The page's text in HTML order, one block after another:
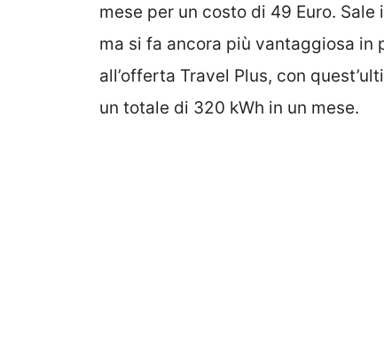
mese per un costo di 49 Euro.
ma si fa ancora più vantaggiosa in
all’offerta Travel Plus, con
un totale di 320 kWh in un mese.